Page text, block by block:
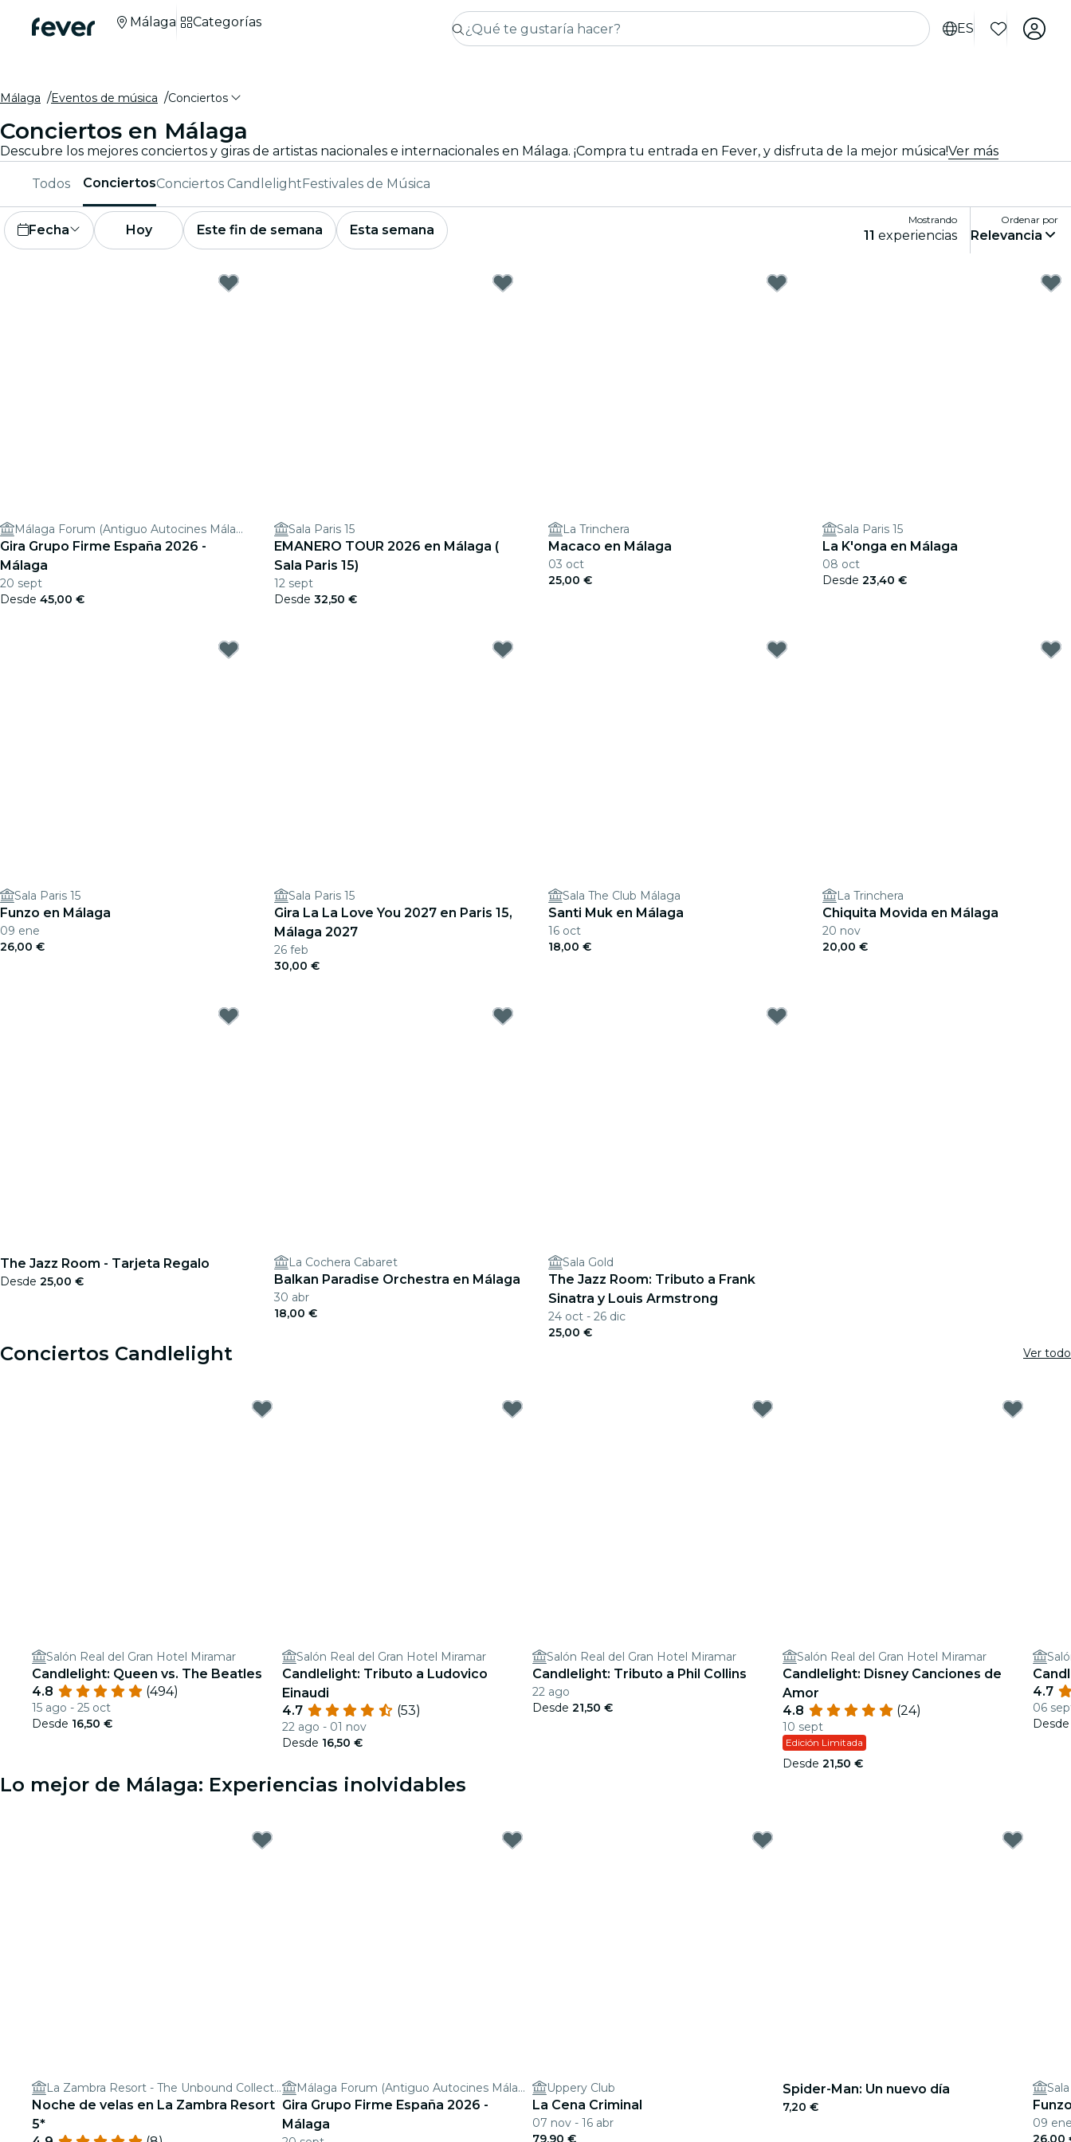
ES
Málaga Categorías
Málaga Eventos de música Conciertos
Conciertos en Málaga
Descubre los mejores conciertos y giras de artistas nacionales e internacionales en Málaga. ¡Compra tu entrada en Fever, y disfruta de la mejor música!Ver más
Todos ConciertosConciertos CandlelightFestivales de Música
Fecha Hoy Este fin de semana Esta semana
Mostrando
11 experiencias
Ordenar por
Relevancia
Málaga Forum (Antiguo Autocines Málaga)
Gira Grupo Firme España 2026 -
Málaga
20 sept
Desde 45,00 €
Sala Paris 15
EMANERO TOUR 2026 en Málaga (
Sala Paris 15)
12 sept
Desde 32,50 €
La Trinchera
Macaco en Málaga
03 oct
25,00 €
Sala Paris 15
La K'onga en Málaga
08 oct
Desde 23,40 €
Sala Paris 15
Funzo en Málaga
09 ene
26,00 €
Sala Paris 15
Gira La La Love You 2027 en Paris 15,
Málaga 2027
26 feb
30,00 €
Sala The Club Málaga
Santi Muk en Málaga
16 oct
18,00 €
La Trinchera
Chiquita Movida en Málaga
20 nov
20,00 €
The Jazz Room - Tarjeta Regalo
Desde 25,00 €
La Cochera Cabaret
Balkan Paradise Orchestra en Málaga
30 abr
18,00 €
Sala Gold
The Jazz Room: Tributo a Frank
Sinatra y Louis Armstrong
24 oct - 26 dic
25,00 €
Conciertos Candlelight Ver todo
Salón Real del Gran Hotel Miramar
Candlelight: Queen vs. The Beatles
4.8
(494)
15 ago - 25 oct
Desde 16,50 €
Salón Real del Gran Hotel Miramar
Candlelight: Tributo a Ludovico
Einaudi
4.7
(53)
22 ago - 01 nov
Desde 16,50 €
Salón Real del Gran Hotel Miramar
Candlelight: Tributo a Phil Collins
22 ago
Desde 21,50 €
Salón Real del Gran Hotel Miramar
Candlelight: Disney Canciones de
Amor
4.8
(24)
10 sept
Edición Limitada
Desde 21,50 €
4.7
06
Lo mejor de Málaga: Experiencias inolvidables
La Zambra Resort - The Unbound Collection by Hyatt
Noche de velas en La Zambra Resort
5*
Málaga Forum (Antiguo Autocines Málaga)
Gira Grupo Firme España 2026 -
Málaga
Uppery Club
La Cena Criminal
07 nov - 16 abr
79,90 €
Spider-Man: Un nuevo día
7,20 €
09
26,00